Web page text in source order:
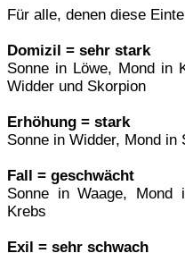
Für alle, denen diese
Domizil = sehr stark
Sonne in Löwe, Mond in
Widder und Skorpion
Erhöhung = stark
Sonne in Widder, Mond
Fall = geschwächt
Sonne in Waage,
Krebs
Exil = sehr schwach